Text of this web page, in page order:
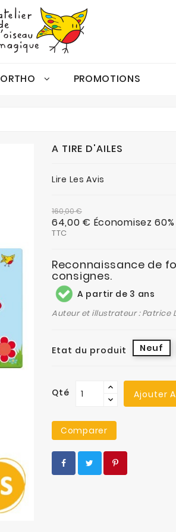
ORTHO PROMOTIONS
A TIRE D'AILES
Lire Les Avis
160,00 €
64,00 € Économisez 60%
TTC
Reconnaissance de
consignes.
A partir de 3 ans
Auteur et illustrateur : Patrice
Etat du produit Neuf
Qté Ajouter
Comparer